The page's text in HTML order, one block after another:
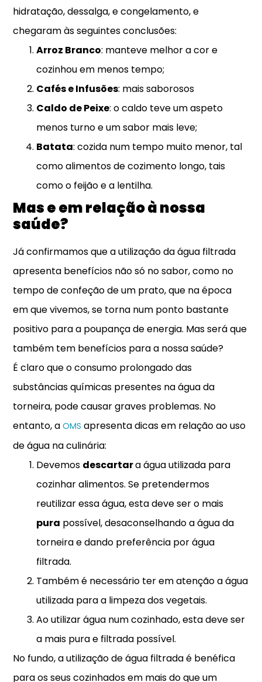
hidratação, dessalga, e congelamento, e
chegaram às seguintes conclusões:
Arroz Branco: manteve melhor a cor e
cozinhou em menos tempo;
Cafés e Infusões: mais saborosos
Caldo de Peixe: o caldo teve um aspeto
menos turno e um sabor mais leve;
Batata: cozida num tempo muito menor, tal
como alimentos de cozimento longo, tais
como o feijão e a lentilha.
Mas e em relação à nossa
saúde?
Já confirmamos que a utilização da água filtrada
apresenta benefícios não só no sabor, como no
tempo de confeção de um prato, que na época
em que vivemos, se torna num ponto bastante
positivo para a poupança de energia. Mas será que
também tem benefícios para a nossa saúde?
É claro que o consumo prolongado das
substâncias químicas presentes na água da
torneira, pode causar graves problemas. No
entanto, a OMS apresenta dicas em relação ao uso
de água na culinária:
Devemos descartara água utilizada para
cozinhar alimentos. Se pretendermos
reutilizar essa água, esta deve ser o mais
pura possível, desaconselhando a água da
torneira e dando preferência por água
filtrada.
Também é necessário ter em atenção a água
utilizada para a limpeza dos vegetais.
Ao utilizar água num cozinhado, esta deve ser
a mais pura e filtrada possível.
No fundo, a utilização de água filtrada é benéfica
para os seus cozinhados em mais do que um